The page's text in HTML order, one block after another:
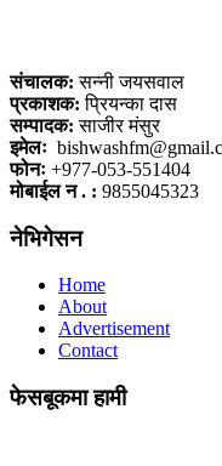
संचालक: सन्नी जयसवाल
प्रकाशक: प्रियन्का दास
सम्पादक: साजीर मंसुर
इमेलः
फोनः +977-053-551404
मोबाईल न . : 9855045323
नेभिगेसन
Home
About
Advertisement
Contact
फेसबूकमा हामी